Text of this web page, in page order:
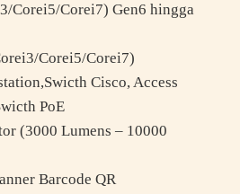
Corei5/Corei7) Gen6 hingga
Corei5/Corei7)
Cisco, Access
PoE
(3000 Lumens – 10000
Barcode QR